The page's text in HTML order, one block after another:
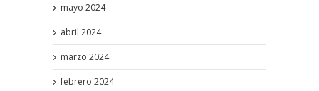
mayo 2024
abril 2024
marzo 2024
febrero 2024